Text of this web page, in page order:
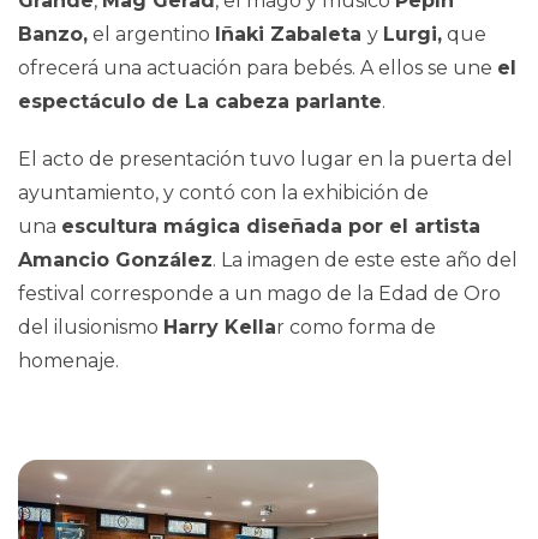
Banzo, el argentino Iñaki Zabaleta y Lurgi, que
ofrecerá una actuación para bebés. A ellos se une el
espectáculo de La cabeza parlante.
El acto de presentación tuvo lugar en la puerta del
ayuntamiento, y contó con la exhibición de
una escultura mágica diseñada por el artista
Amancio González. La imagen de este este año del
festival corresponde a un mago de la Edad de Oro
del ilusionismo Harry Kellar como forma de
homenaje.